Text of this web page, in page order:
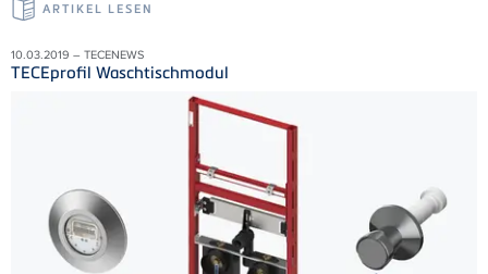
ARTIKEL LESEN
10.03.2019 – TECENEWS
TECEprofil Waschtischmodul